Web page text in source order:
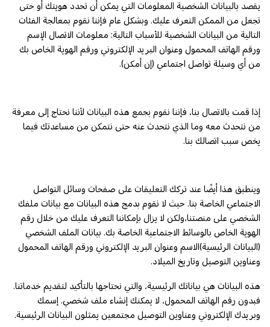
يقصد بالبيانات الشخصية المعلومات التي يمكن أن تحدد هويتك أو حتى
تجعل من الممكن التعرف عليك. وبشكل عام فإننا نقوم بمعالجة الفئات
التالية من البيانات الشخصية للأسباب التالية: معلومات الاتصال الإسم
ورقم الهاتف المحمول وعنوان البريد الإلكتروني ورقم الهوية الخاص بك
من أي وسيلة تواصل اجتماعي (إن أمكن).
إذا قمت بالاتصال بنا، فإننا نقوم بجمع هذه البيانات لأننا نحتاج إلى معرفة
من نتحدث معه وما الذي نتحدث عنه حتى نتمكن من مساعدتك فيما
يخص سبب اتصالك بنا.
وينطبق هذا أيضًا عند تركك التعليقات على صفحات وسائل التواصل
الاجتماعي الخاصة بنا. حيث لا نقوم بدمج هذه البيانات مع بيانات ملفك
الشخصي على منصتنا،ولكن لا يزال بإمكاننا التعرف عليك من خلال رقم
الهوية الخاص بالوسائط الاجتماعية الخاصة بك. بيانات الملف الشخصي
(البيانات الرئيسية)الاسم وعنوان البريد الإلكتروني ورقم الهاتف المحمول
وعناوين التوصيل وتاريخ الميلاد.
هذه البيانات هي بياناتك الرئيسية، والتي نحتاجها بالتأكيد لتقديم خدماتنا.
فبدون رقم الهاتف المحمول، لا يمكنك إنشاء ملف شخصي. إسمك
وبريدك الإلكتروني وعناوين التوصيل مجتمعين يمثلون البيانات الرئيسية.